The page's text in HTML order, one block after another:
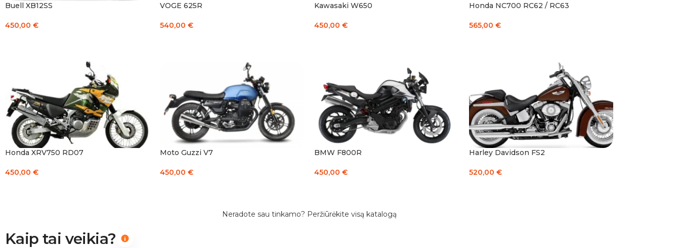
Buell XB12SS
450,00 €
VOGE 625R
540,00 €
Kawasaki W650
450,00 €
Honda NC700 RC62 / RC63
565,00 €
Honda XRV750 RD07
450,00 €
Moto Guzzi V7
450,00 €
BMW F800R
450,00 €
Harley Davidson FS2
520,00 €
Neradote sau tinkamo? Peržiūrėkite visą katalogą
Kaip tai veikia?